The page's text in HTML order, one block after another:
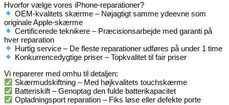
Hvorfor vælge vores iPhone-reparationer?
OEM-kvalitets skærme – Nøjagtigt samme ydeevne som
originale Apple-skærme
Certificerede teknikere – Præcisionsarbejde med garanti på
hver reparation
Hurtig service – De fleste reparationer udføres på under 1 time
Konkurrencedygtige priser – Topkvalitet til fair priser
Vi reparerer med omhu til detaljen:
Skærmudskiftning – Med højkvalitets touchskærme
Batteriskift – Genoptag den fulde batterikapacitet
Opladningsport reparation – Fiks løse eller defekte porte